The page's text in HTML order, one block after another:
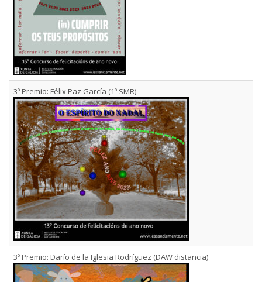
3º Premio: Félix Paz García (1º SMR)
3º Premio: Darío de la Iglesia Rodríguez (DAW distancia)